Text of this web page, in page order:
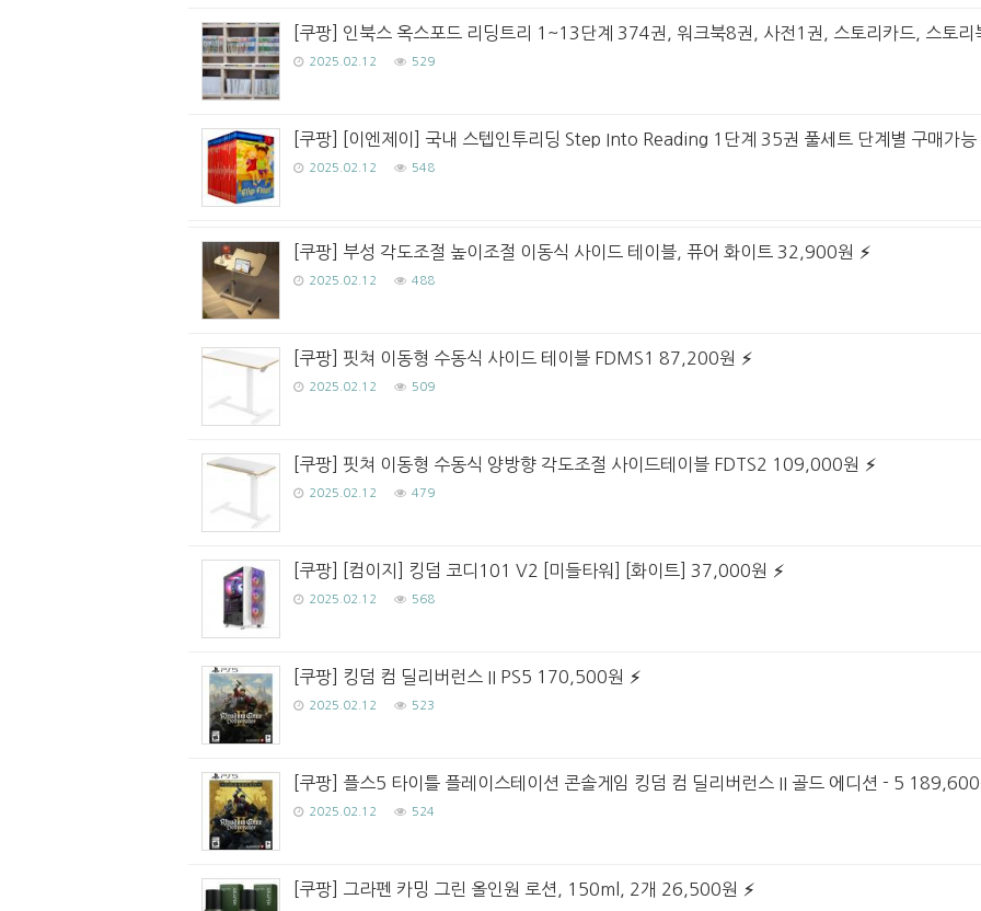
[쿠팡] 인북스 옥스포드 리딩트리 1~13단계 374권, 워크북8권, 사전1권, 스토리카드, 스토
2025.02.12 529
[쿠팡] [이엔제이] 국내 스텝인투리딩 Step Into Reading 1단계 35권 풀세트 단계별 구매가
2025.02.12 548
[쿠팡] 부성 각도조절 높이조절 이동식 사이드 테이블, 퓨어 화이트 32,900원
2025.02.12 488
[쿠팡] 핏쳐 이동형 수동식 사이드 테이블 FDMS1 87,200원
2025.02.12 509
[쿠팡] 핏쳐 이동형 수동식 양방향 각도조절 사이드테이블 FDTS2 109,000원
2025.02.12 479
[쿠팡] [컴이지] 킹덤 코디101 V2 [미들타워] [화이트] 37,000원
2025.02.12 568
[쿠팡] 킹덤 컴 딜리버런스 II PS5 170,500원
2025.02.12 523
[쿠팡] 플스5 타이틀 플레이스테이션 콘솔게임 킹덤 컴 딜리버런스 II 골드 에디션 - 5
2025.02.12 524
[쿠팡] 그라펜 카밍 그린 올인원 로션, 150ml, 2개 26,500원